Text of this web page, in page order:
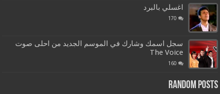
اغسلي بالبرد
170
سجل اسمك وشارك في الموسم الجديد من احلى صوت
The Voice
160
Random Posts